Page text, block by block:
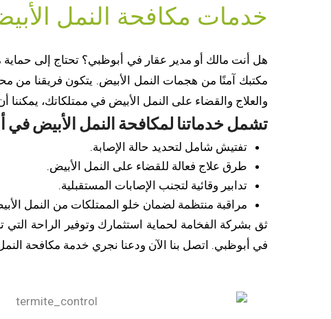
خدمات مكافحة النمل
هل أنت مالك أو مدير عقار في أبوظبي؟ تحتاج إلى
مكتبك آمنًا من هجمات النمل الأبيض. يتكون فريقنا من
والعلاج والقضاء على النمل الأبيض في ممتلكاتك، يمكننا
تشمل خدماتنا لمكافحة النمل الأبيض في
تفتيش شامل لتحديد حالة الإصابة.
طرق علاج فعالة للقضاء على النمل الأبيض.
تدابير وقائية لتجنب الإصابات المستقبلية.
مراقبة منتظمة لضمان خلو الممتلكات من النمل
ثق بشركة الفخامة لحماية استثمارك وتوفير الراحة
في أبوظبي. اتصل بنا الآن ودعنا نجري خدمة مكافحة